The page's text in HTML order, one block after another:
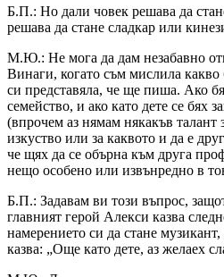
Б.П.: Но дали човек решава да
решава да стане сладкар или
М.Ю.: Не мога да дам незабавно
Винаги, когато съм мислила
си представяла, че ще пиша. Ако
семейство, и ако като дете се бях
(впрочем аз нямам някакъв талант
изкуство или за каквото и да е
че щях да се обърна към друга
нещо особено или извънредно в
Б.П.: Задавам ви този въпрос,
главният герой Алекси казва
намерението си да стане
казва: „Още като дете, аз желаех